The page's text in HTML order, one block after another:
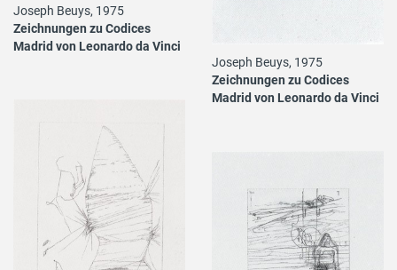
Joseph Beuys, 1975
Zeichnungen zu Codices
Madrid von Leonardo da Vinci
Joseph Beuys, 1975
Zeichnungen zu Codices
Madrid von Leonardo da Vinci